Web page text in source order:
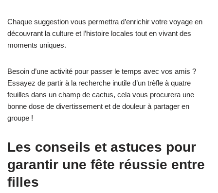
Chaque suggestion vous permettra d’enrichir votre voyage en
découvrant la culture et l’histoire locales tout en vivant des
moments uniques.
Besoin d’une activité pour passer le temps avec vos amis ?
Essayez de partir à la recherche inutile d’un trèfle à quatre
feuilles dans un champ de cactus, cela vous procurera une
bonne dose de divertissement et de douleur à partager en
groupe !
Les conseils et astuces pour
garantir une fête réussie entre
filles